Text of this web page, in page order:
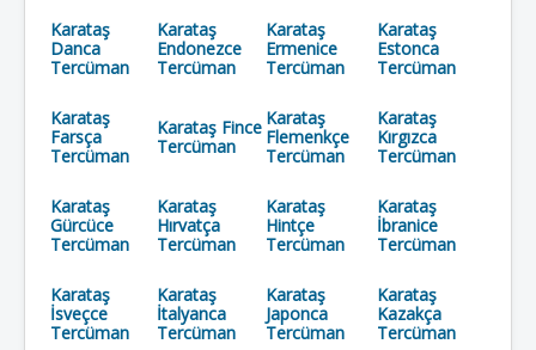
Karataş
Danca
Tercüman
Karataş
Endonezce
Tercüman
Karataş
Ermenice
Tercüman
Karataş
Estonca
Tercüman
Karataş
Farsça
Tercüman
Karataş Fince
Tercüman
Karataş
Flemenkçe
Tercüman
Karataş
Kırgızca
Tercüman
Karataş
Gürcüce
Tercüman
Karataş
Hırvatça
Tercüman
Karataş
Hintçe
Tercüman
Karataş
İbranice
Tercüman
Karataş
İsveçce
Tercüman
Karataş
İtalyanca
Tercüman
Karataş
Japonca
Tercüman
Karataş
Kazakça
Tercüman